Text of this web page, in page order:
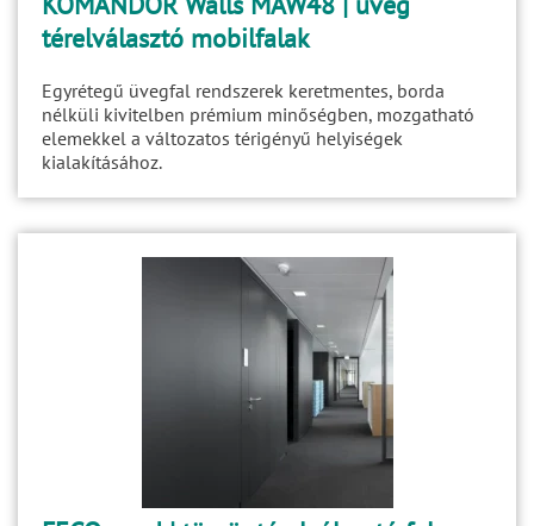
térelválasztó mobilfalak
Egyrétegű üvegfal rendszerek keretmentes, borda
nélküli kivitelben prémium minőségben, mozgatható
elemekkel a változatos térigényű helyiségek
kialakításához.